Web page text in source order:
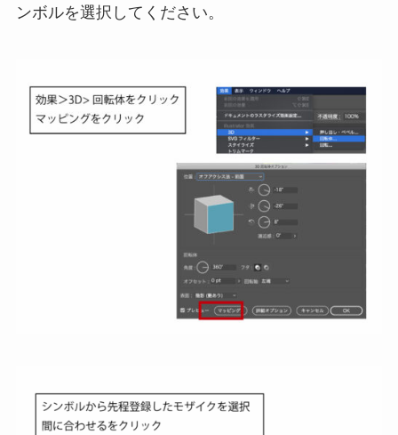
ンボルを選択してください。